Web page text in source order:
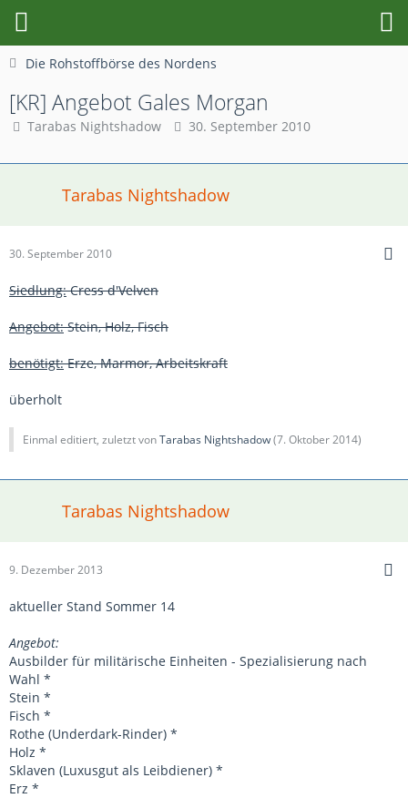
Die Rohstoffbörse des Nordens
[KR] Angebot Gales Morgan
Tarabas Nightshadow 30. September 2010
Tarabas Nightshadow
30. September 2010
Siedlung:Cress d'Velven
Angebot:Stein, Holz, Fisch
benötigt:Erze, Marmor, Arbeitskraft
überholt
Einmal editiert, zuletzt vonTarabas Nightshadow(7. Oktober 2014)
Tarabas Nightshadow
9. Dezember 2013
aktueller Stand Sommer 14
Angebot:
Ausbilder für militärische Einheiten - Spezialisierung nach
Wahl *
Stein *
Fisch *
Rothe (Underdark-Rinder) *
Holz *
Sklaven (Luxusgut als Leibdiener) *
Erz *